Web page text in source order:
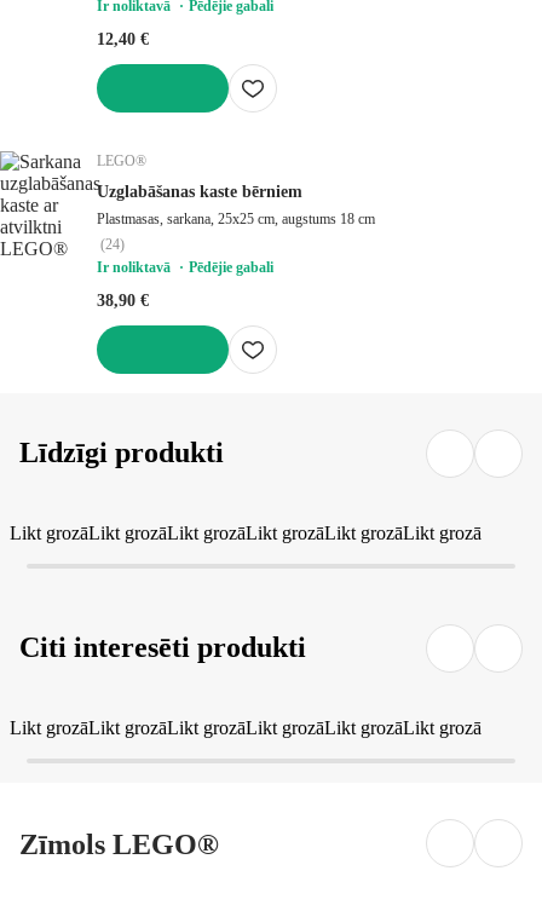
Ir noliktavā Pēdējie gabali
12,40 €
LEGO®
Uzglabāšanas kaste bērniem
Plastmasas, sarkana, 25x25 cm, augstums 18 cm
(24)
Ir noliktavā
Pēdējie gabali
38,90 €
Līdzīgi produkti
Likt grozāLikt grozāLikt grozāLikt grozāLikt grozāLikt grozā
Citi interesēti produkti
Likt grozāLikt grozāLikt grozāLikt grozāLikt grozāLikt grozā
Zīmols LEGO®